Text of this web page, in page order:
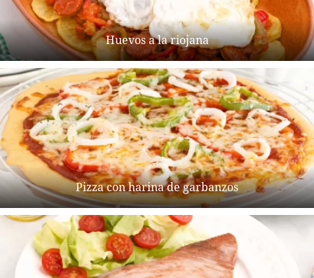
Huevos a la riojana
Pizza con harina de garbanzos